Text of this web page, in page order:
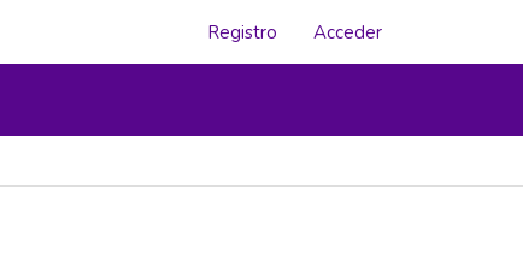
Registro Acceder